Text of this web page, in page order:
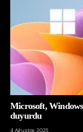
Microsoft, Windows
duyurdu
4 Ağustos 2025